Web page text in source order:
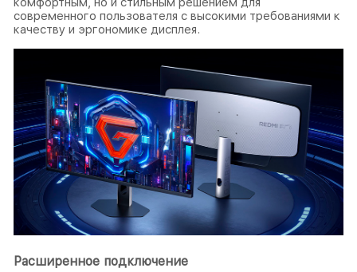
современного пользователя с высокими требованиями к
качеству и эргономике дисплея.
Расширенное подключение